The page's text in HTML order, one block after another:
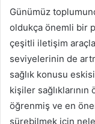
Günümüz
oldukça önemli bir
çeşitli iletişim
seviyelerinin de
sağlık konusu
kişiler
öğrenmiş ve en
sürebilmek için